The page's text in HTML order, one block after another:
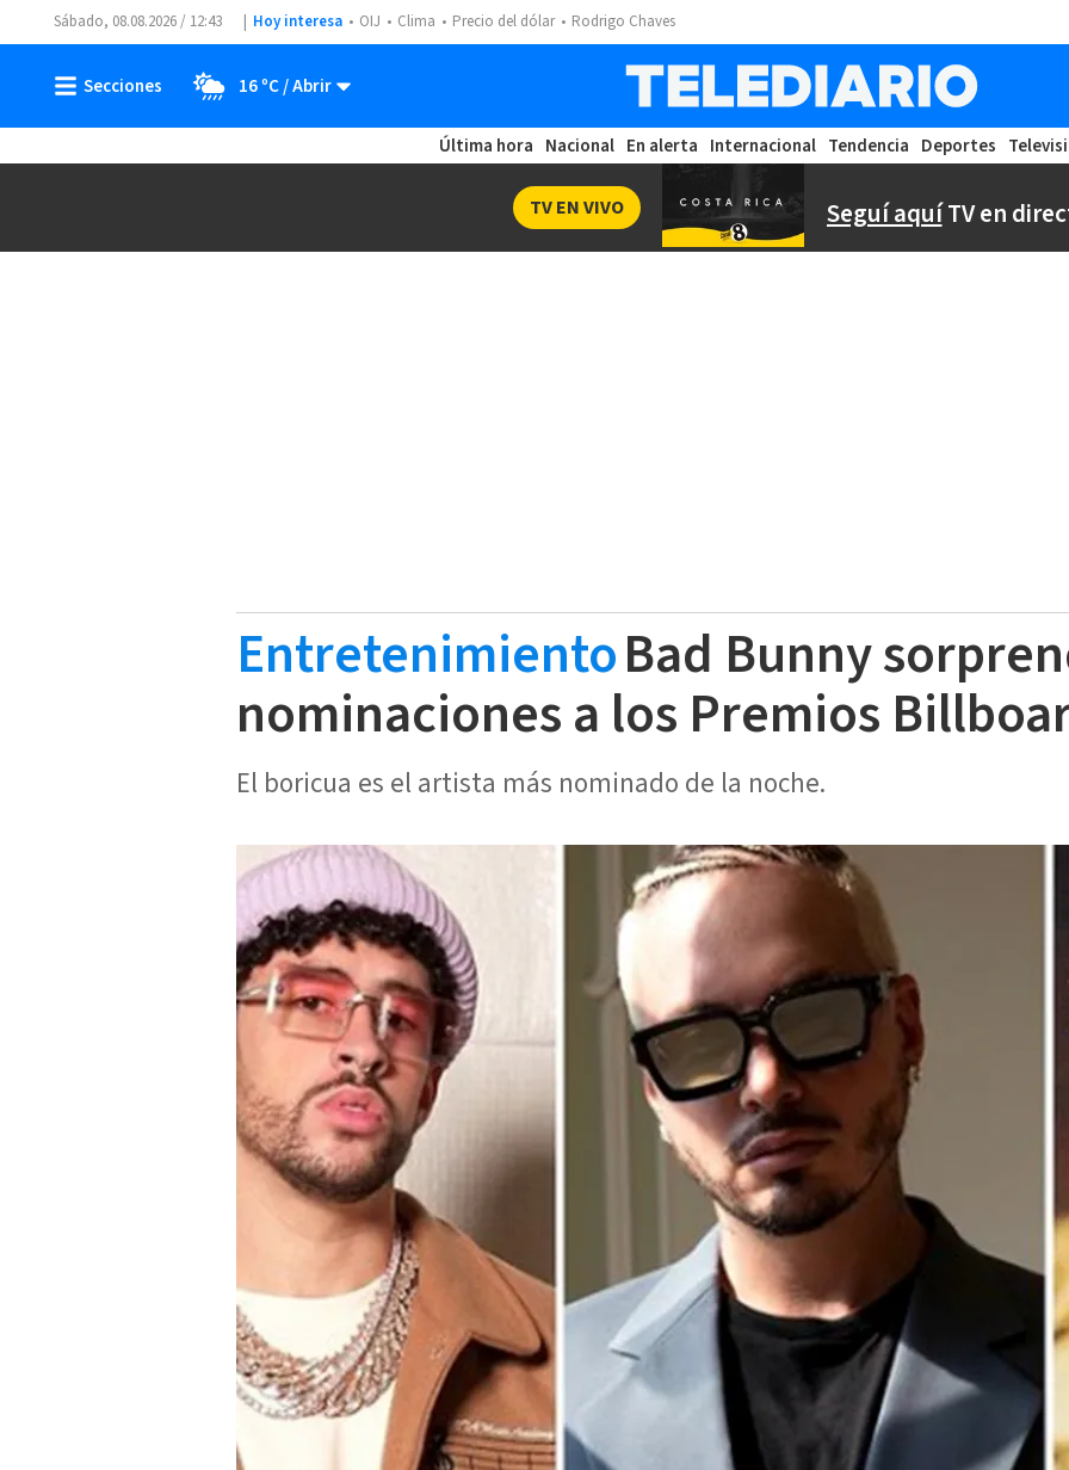
Sábado, 08.08.2026 / 12:43 Hoy interesa OIJ Clima Precio del dólar Rodrigo Chaves
16 ºC
Última hora Nacional En alerta Internacional Tendencia Deportes
Seguí aquíTV en
TV EN VIVO
EntretenimientoBad Bunny
nominaciones a los Premios
El boricua es el artista más nominado de la noche.